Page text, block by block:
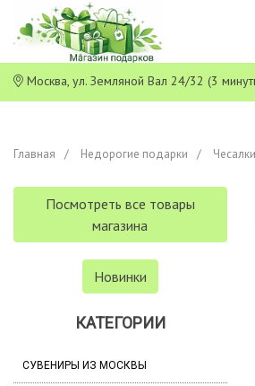
Москва, ул. Земляной Вал 24/32 (3
Главная Недорогие подарки
Посмотреть все товары
магазина
Новинки
КАТЕГОРИИ
СУВЕНИРЫ ИЗ МОСКВЫ